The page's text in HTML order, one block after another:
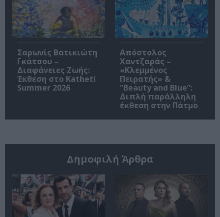
Σαρωνίς Βατικιώτη
Γκάτσου –
Διαφάνειες Ζωής:
Έκθεση στο Katheti
Summer 2026
Απόστολος
Χαντζαράς –
«Κλεμμένος
Πειρατής» &
“Beauty and Blue”:
Διπλή παράλληλη
έκθεση στην Πάτμο
Δημοφιλή Άρθρα